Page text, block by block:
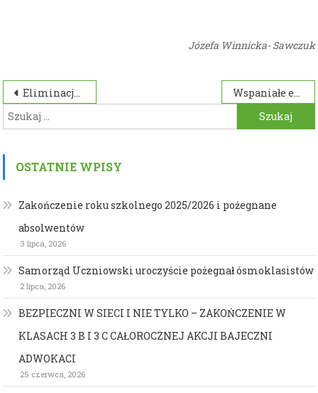
Józefa Winnicka- Sawczuk
Nawigacja
wpisu
Eliminacje rejonowe konkursu dla dzieci
Wspaniałe efekty tygodnia edukacji globalnej w szkole
Szukaj:
OSTATNIE WPISY
Zakończenie roku szkolnego 2025/2026 i pożegnane
absolwentów
3 lipca, 2026
Samorząd Uczniowski uroczyście pożegnał ósmoklasistów
2 lipca, 2026
BEZPIECZNI W SIECI I NIE TYLKO – ZAKOŃCZENIE W
KLASACH 3 B I 3 C CAŁOROCZNEJ AKCJI BAJECZNI
ADWOKACI
25 czerwca, 2026